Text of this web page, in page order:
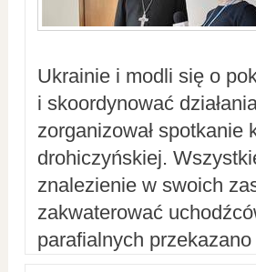
Ukrainie i modli się o
i skoordynować
zorganizował
drohiczyńskiej.
znalezienie w swoich
zakwaterować
parafialnych